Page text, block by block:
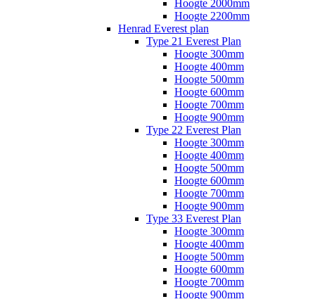
Hoogte 2000mm
Hoogte 2200mm
Henrad Everest plan
Type 21 Everest Plan
Hoogte 300mm
Hoogte 400mm
Hoogte 500mm
Hoogte 600mm
Hoogte 700mm
Hoogte 900mm
Type 22 Everest Plan
Hoogte 300mm
Hoogte 400mm
Hoogte 500mm
Hoogte 600mm
Hoogte 700mm
Hoogte 900mm
Type 33 Everest Plan
Hoogte 300mm
Hoogte 400mm
Hoogte 500mm
Hoogte 600mm
Hoogte 700mm
Hoogte 900mm